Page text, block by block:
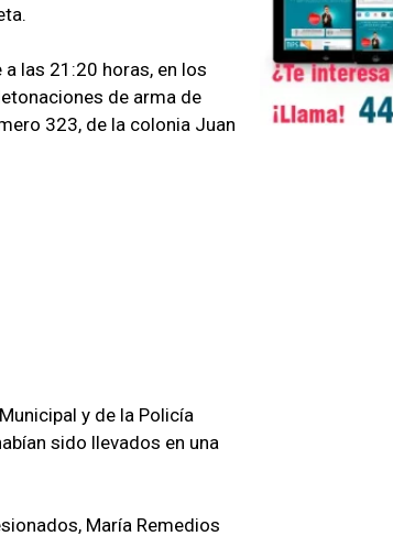
las 21:20 horas, en los
de arma de
323, de la colonia Juan
y de la Policía
sido llevados en una
María Remedios